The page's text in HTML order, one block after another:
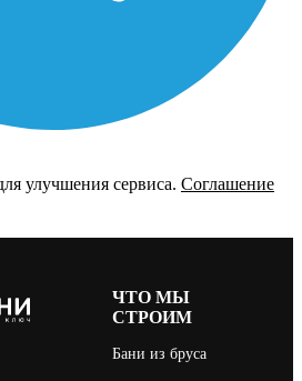
улучшения сервиса. Соглашение
ЧТО МЫ
СТРОИМ
Бани из бруса